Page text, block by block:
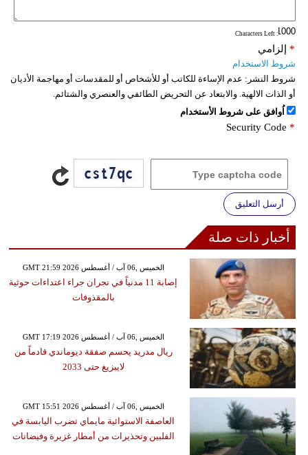
فيديو
: Characters Left
إلزامي *
شروط الاستخدام
شروط النشر: عدم الإساءة للكاتب أو للأشخاص أو للمقدسات أو مهاجمة الأديان
أو الذات الالهية. والابتعاد عن التحريض الطائفي والعنصري والشتائم.
اُوافق على شروط الأستخدام
Security Code *
أرسل التعليق
أخبار ذات صلة
GMT 21:59 2026 الخميس ,06 آب / أغسطس
إصابة 11 مدنياً في نجران جراء اعتداءات حوثية
بالمقذوفات
GMT 17:19 2026 الخميس ,06 آب / أغسطس
ريال مدريد يحسم صفقة ديوماندي قادماً من
لايبزيغ حتى 2033
GMT 15:51 2026 الخميس ,06 آب / أغسطس
العاصفة الاستوائية مايماي تضرب اليابسة في
الفلبين وتحذيرات من أمطار غزيرة وفيضانات